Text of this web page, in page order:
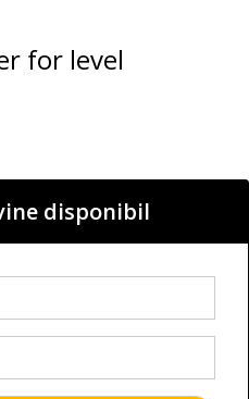
for level
disponibil